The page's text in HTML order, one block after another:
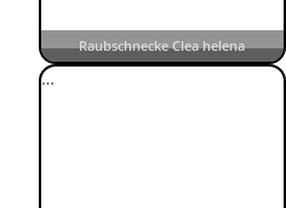
Raubschnecke Clea helena
…